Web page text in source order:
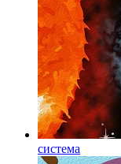
система